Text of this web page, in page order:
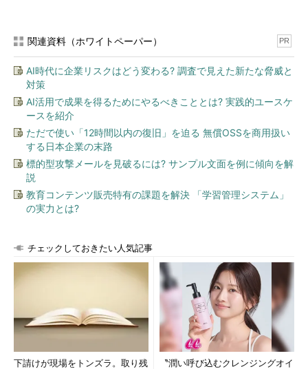
PC Managerをインストールする（2）
［インストール］ボタンをクリックして、「Microsoft PC
関連資料（ホワイトペーパー） PR
AI時代に企業リスクはどう変わる? 調査で見えた新たな脅威と
対策
AI活用で成果を得るためにやるべきこととは? 実践的ユースケ
ースを紹介
ただで使い「12時間以内の復旧」を迫る 無償OSSを商用扱い
する日本企業の末路
標的型攻撃メールを見破るには? サンプル文面を例に傾向を解
説
教育コンテンツ販売特有の課題を解決 「学習管理システム」
の実力とは?
チェックしておきたい人気記事
下請けが現場をトンズラ。取り残
〝潤い呼び込むクレンジングオイ